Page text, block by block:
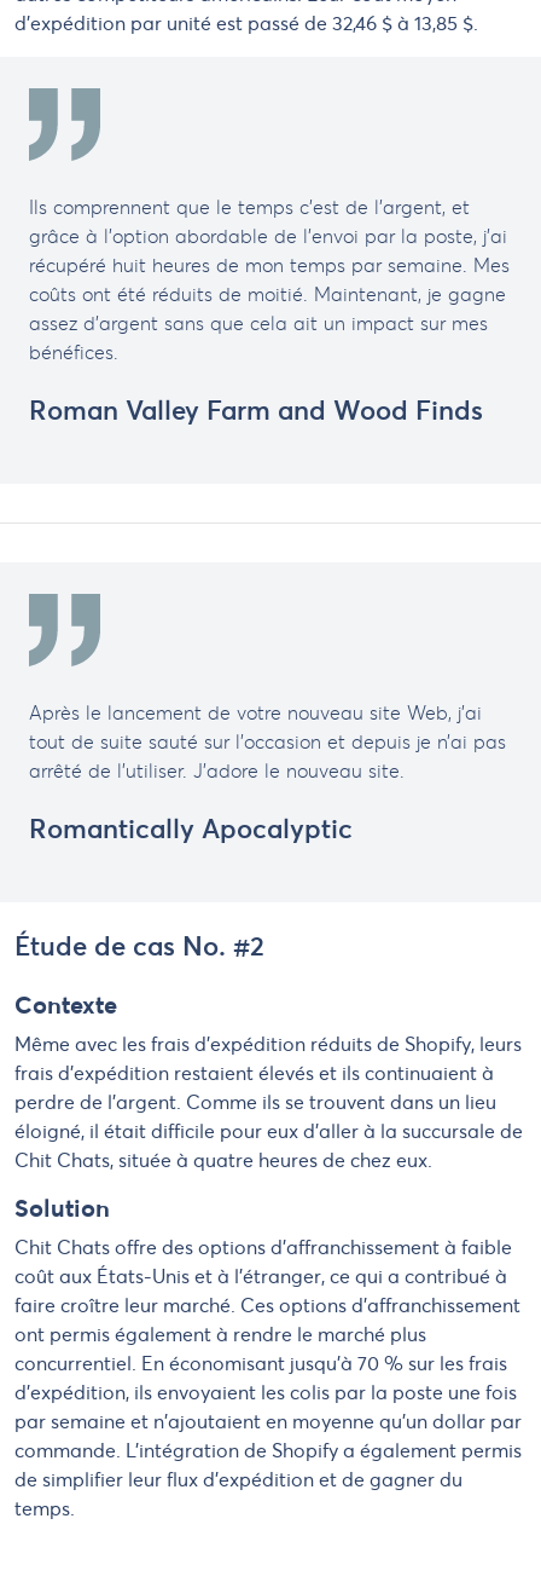
d’expédition par unité est passé de 32,46 $ à 13,85 $.
Ils comprennent que le temps c’est de l’argent, et
grâce à l’option abordable de l’envoi par la poste, j’ai
récupéré huit heures de mon temps par semaine. Mes
coûts ont été réduits de moitié. Maintenant, je gagne
assez d’argent sans que cela ait un impact sur mes
bénéfices.
Roman Valley Farm and Wood Finds
Après le lancement de votre nouveau site Web, j’ai
tout de suite sauté sur l’occasion et depuis je n’ai pas
arrêté de l’utiliser. J’adore le nouveau site.
Romantically Apocalyptic
Étude de cas No. #2
Contexte
Même avec les frais d’expédition réduits de Shopify, leurs
frais d’expédition restaient élevés et ils continuaient à
perdre de l’argent. Comme ils se trouvent dans un lieu
éloigné, il était difficile pour eux d’aller à la succursale de
Chit Chats, située à quatre heures de chez eux.
Solution
Chit Chats offre des options d'affranchissement à faible
coût aux États-Unis et à l'étranger, ce qui a contribué à
faire croître leur marché. Ces options d’affranchissement
ont permis également à rendre le marché plus
concurrentiel. En économisant jusqu'à 70 % sur les frais
d'expédition, ils envoyaient les colis par la poste une fois
par semaine et n'ajoutaient en moyenne qu'un dollar par
commande. L'intégration de Shopify a également permis
de simplifier leur flux d'expédition et de gagner du
temps.